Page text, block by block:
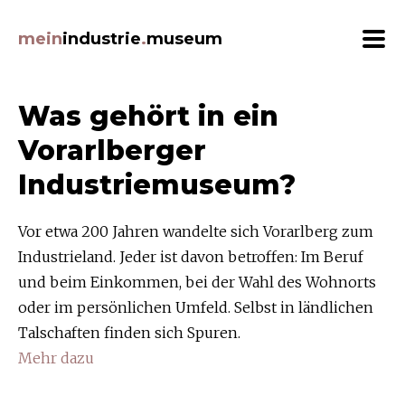
meinindustrie.museum
ArbeitnehmerInnen (22)
Architektur (24)
Auszeichnungen (8)
Ernährung (20)
Ereignisse (18)
Erfindungen (20)
Erzeugnisse (38)
Gebäude (33)
Was gehört in ein
Vorarlberger
Industriemuseum?
Vor etwa 200 Jahren wandelte sich Vorarlberg zum
Industrieland. Jeder ist davon betroffen: Im Beruf
und beim Einkommen, bei der Wahl des Wohnorts
oder im persönlichen Umfeld. Selbst in ländlichen
Talschaften finden sich Spuren.
Mehr dazu